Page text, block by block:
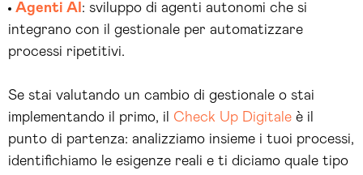
Agenti AI : sviluppo di agenti autonomi che si
integrano con il gestionale per automatizzare
processi ripetitivi.
Se stai valutando un cambio di gestionale o stai
implementando il primo, il Check Up Digitale è il
punto di partenza: analizziamo insieme i tuoi processi,
identifichiamo le esigenze reali e ti diciamo quale tipo